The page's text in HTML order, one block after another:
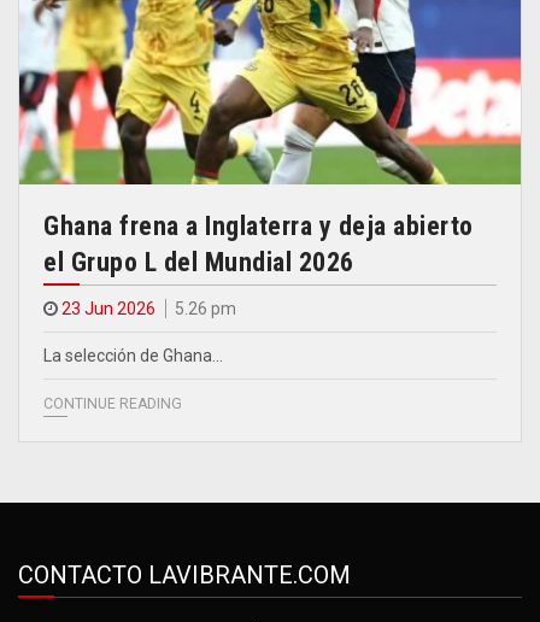
Ghana frena a Inglaterra y deja abierto
el Grupo L del Mundial 2026
23 Jun 2026 5.26 pm
La selección de Ghana…
CONTINUE READING
CONTACTO LAVIBRANTE.COM